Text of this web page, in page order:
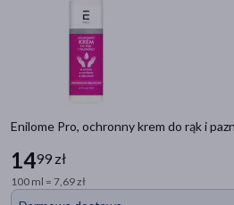
Enilome Pro, ochronny krem do rąk i
1499 zł
100 ml = 7,69 zł